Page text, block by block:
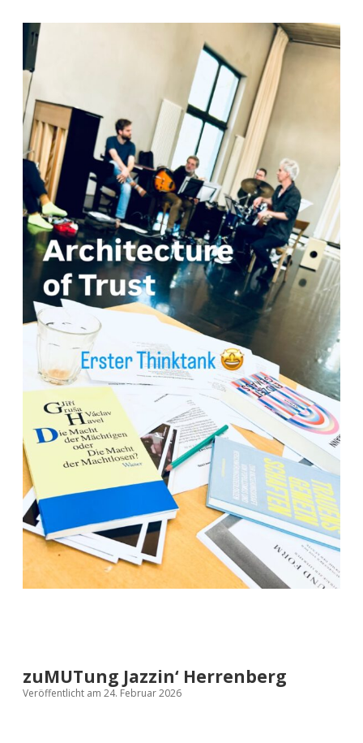
zuMUTung Jazzin‘ Herrenberg
Veröffentlicht am 24. Februar 2026